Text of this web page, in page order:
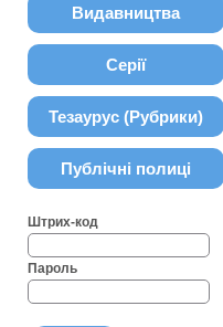
Видавництва
Серії
Тезаурус (Рубрики)
Публічні полиці
Штрих-код
Пароль